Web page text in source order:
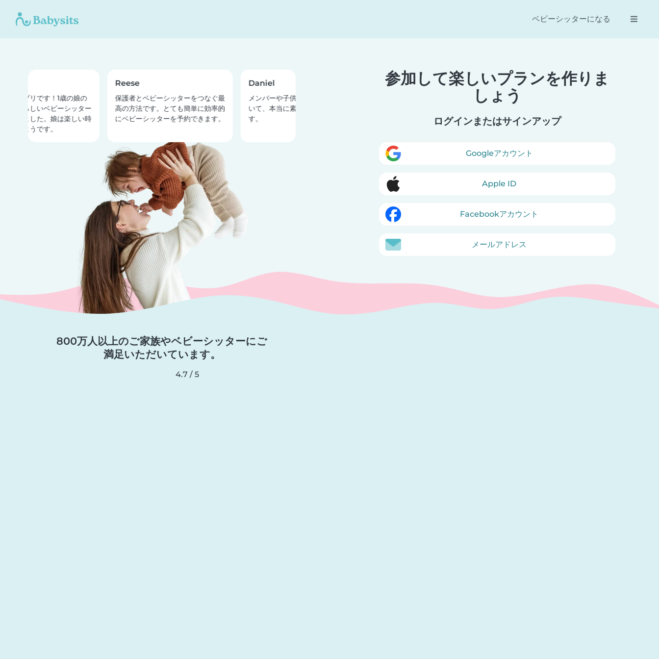
ベビーシッターになる
いアプリです！1歳の娘の
素晴らしいベビーシッター
つけました。娘は楽しい時
せたようです。
Reese
保護者とベビーシッターをつなぐ最
高の方法です。とても簡単に効率的
にベビーシッターを予約できます。
Daniel
メンバーや子供たちを第一に考えて
いて、本当に素晴らしいサービスで
す。
Teiqua
素晴らしいアプリです！1歳の娘の
を２人見つけました。娘は楽しい時
間を過ごせたようです。
Reese
保護者とベビーシッターをつなぐ最
にベビーシッターを予約できます。
参加して楽しいプランを作りま
しょう
ログインまたはサインアップ
Googleアカウント
Apple ID
Facebookアカウント
メールアドレス
800万人以上のご家族やベビーシッターにご
満足いただいています。
4.7 / 5